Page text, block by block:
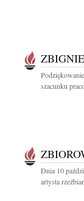
szacunku
Dnia 10
artysta